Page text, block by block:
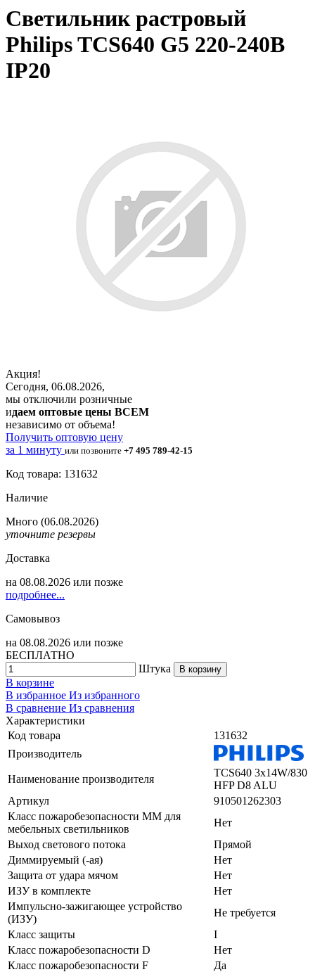
Светильник растровый
Philips TCS640 G5 220-240В
IP20
Акция!
Сегодня, 06.08.2026,
мы отключили розничные
идаем оптовые цены ВСЕМ
независимо от объема!
Получить оптовую цену
за 1 минуту или позвоните +7 495 789-42-15
Код товара: 131632
Наличие
Много (06.08.2026)
уточните резервы
Доставка
на 08.08.2026 или позже
подробнее...
Самовывоз
на 08.08.2026 или позже
БЕСПЛАТНО
Штука
В корзину
В корзине
В избранное Из избранного
В сравнение Из сравнения
Характеристики
Код товара
131632
Производитель
Наименование производителя
TCS640 3x14W/830
HFP D8 ALU
Артикул
910501262303
Класс пожаробезопасности ММ для
мебельных светильников
Нет
Выход светового потока
Прямой
Диммируемый (-ая)
Нет
Защита от удара мячом
Нет
ИЗУ в комплекте
Нет
Импульсно-зажигающее устройство
(ИЗУ)
Не требуется
Класс защиты
I
Класс пожаробезопасности D
Нет
Класс пожаробезопасности F
Да